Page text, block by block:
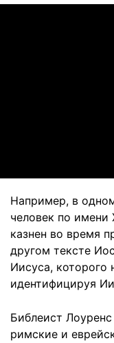
Например, в
человек по имени
казнен во время
другом тексте
Иисуса, которого
идентифицируя
Библеист
римские и